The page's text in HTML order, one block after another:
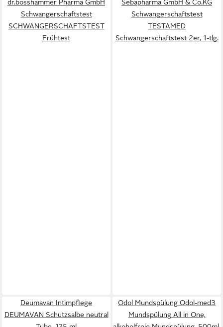
dr.bosshammer Pharma GmbH
Schwangerschaftstest
SCHWANGERSCHAFTSTEST
Frühtest
Sebapharma GmbH & Co.KG
Schwangerschaftstest
TESTAMED
Schwangerschaftstest 2er, 1-tlg.
Deumavan Intimpflege
DEUMAVAN Schutzsalbe neutral
Odol Mundspülung Odol-med3
Mundspülung All in One,